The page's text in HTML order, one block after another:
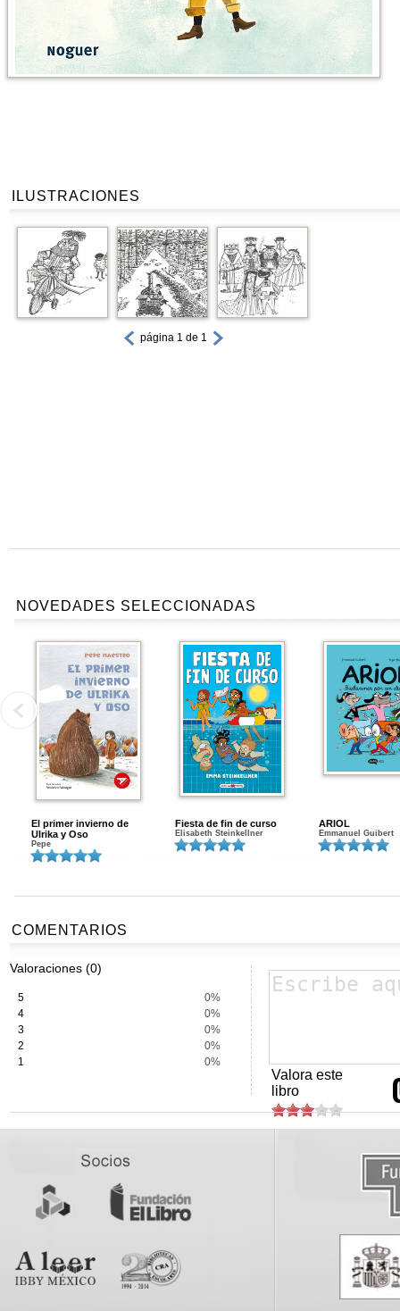
ILUSTRACIONES
página 1 de 1
NOVEDADES SELECCIONADAS
El primer invierno de
Ulrika y Oso
Pepe
Fiesta de fin de curso
Elisabeth Steinkellner
ARIOL
Emmanuel Guibert
COMENTARIOS
Valoraciones (0)
5
0%
4
0%
3
0%
2
0%
1
0%
Valora este
libro